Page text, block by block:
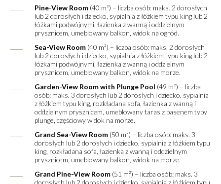
Pine-View Room (40 m²) – liczba osób: maks. 2 dorosłych
lub 2 dorosłych i dziecko, sypialnia z łóżkiem typu king lub 2
łóżkami podwójnymi, łazienka z wanną i oddzielnym
prysznicem, umeblowany balkon, widok na ogród.
Sea-View Room (40 m²) – liczba osób: maks. 2 dorosłych
lub 2 dorosłych i dziecko, sypialnia z łóżkiem typu king lub 2
łóżkami podwójnymi, łazienka z wanną i oddzielnym
prysznicem, umeblowany balkon, widok na morze.
Garden-View Room with Plunge Pool (49 m²) – liczba
osób: maks. 3 dorosłych lub 2 dorosłych i dziecko, sypialnia
z łóżkiem typu king, rozkładana sofa, łazienka z wanną i
oddzielnym prysznicem, umeblowany taras z basenem typy
plunge, częściowy widok na morze.
Grand Sea-View Room (50 m²) – liczba osób: maks. 3
dorosłych lub 2 dorosłych i dziecko, sypialnia z łóżkiem typu
king, rozkładana sofa, łazienka z wanną i oddzielnym
prysznicem, umeblowany balkon, widok na morze.
Grand Pine-View Room (51 m²) – liczba osób: maks. 3
dorosłych lub 2 dorosłych i dziecko, sypialnia z łóżkiem typu